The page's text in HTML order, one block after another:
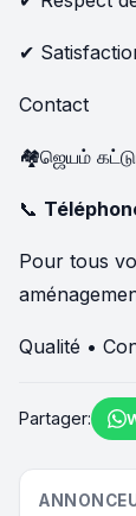
✔
Contact
🏘️ஜெயம்
📞
Pour tous
Qualité •
Partager: